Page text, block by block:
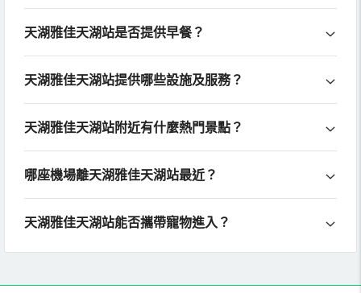
天湖雅佳天湖站是否提供早餐？
天湖雅佳天湖站提供哪些設施及服務？
天湖雅佳天湖站附近有什麼熱門景點？
哪座機場離天湖雅佳天湖站最近？
天湖雅佳天湖站能否攜帶寵物進入？